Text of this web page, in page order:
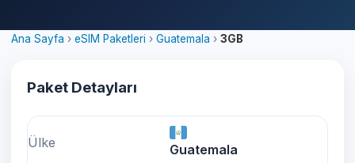
Ana Sayfa › eSIM Paketleri › Guatemala › 3GB
Paket Detayları
Ülke Guatemala